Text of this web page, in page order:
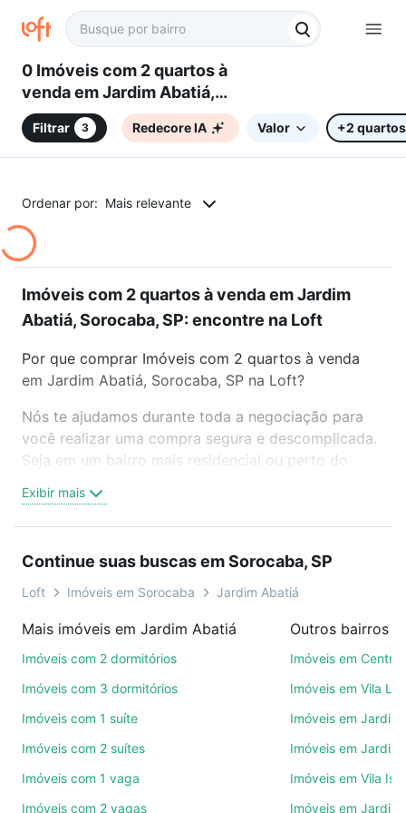
0 Imóveis com 2 quartos à
venda em Jardim Abatiá,
Sorocaba, SP
Filtrar 3 Redecore IA Valor +2 quartos
Ordenar por: Mais relevante
Imóveis com 2 quartos à venda em Jardim
Abatiá, Sorocaba, SP: encontre na Loft
Por que comprar Imóveis com 2 quartos à venda
em Jardim Abatiá, Sorocaba, SP na Loft?
Nós te ajudamos durante toda a negociação para
você realizar uma compra segura e descomplicada.
Seja em um bairro mais residencial ou perto do
oferta ideal de Imóveis com 2 quartos à venda em
Jardim Abatiá, Sorocaba, SP para conquistar seu
videochamada, é grátis, sem compromisso e você
ainda conta com mais de 46 mil corretores e
de imóveis.
ruas, bairros e até condomínios favoritos. Você
também pode usar os filtros como quantidade de
quartos, suítes, com ou sem vaga de garagem para
Exibir mais
Continue suas buscas em Sorocaba, SP
Loft Imóveis em Sorocaba Jardim Abatiá
Mais imóveis em Jardim Abatiá
Imóveis com 2 dormitórios
Imóveis com 3 dormitórios
Imóveis com 1 suíte
Imóveis com 2 suítes
Imóveis com 1 vaga
Imóveis com 2 vagas
Outros bairros
Imóveis em Centro
Imóveis em Vila
Imóveis em Jardim
Imóveis em Jardim
Imóveis em Vila
Imóveis em Jardim